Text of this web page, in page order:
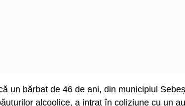
un bărbat de 46 de ani, din municipiul
alcoolice, a intrat în coliziune cu un